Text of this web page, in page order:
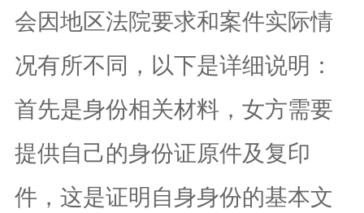
会因地区法院要求和案件实际情
况有所不同，以下是详细说明：
首先是身份相关材料，女方需要
提供自己的身份证原件及复印
件，这是证明自身身份的基本文